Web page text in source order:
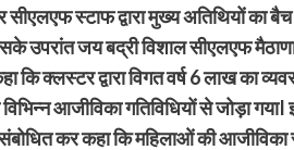
स्टाफ द्वारा मुख्य अतिथियों का
उपरांत जय बद्री विशाल सीएलएफ
क्लस्टर द्वारा विगत वर्ष 6 लाख का
आजीविका गतिविधियों से जोड़ा गयाI
कर कहा कि महिलाओं की